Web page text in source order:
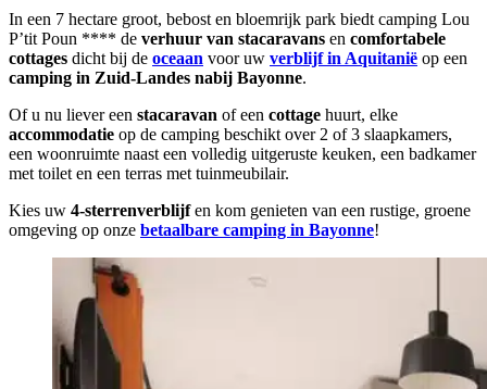
In een 7 hectare groot, bebost en bloemrijk park biedt camping Lou
P’tit Poun **** de verhuur van stacaravans en comfortabele
cottages dicht bij de oceaan voor uw verblijf in Aquitanië op een
camping in Zuid-Landes nabij Bayonne.
Of u nu liever een stacaravan of een cottage huurt, elke
accommodatie op de camping beschikt over 2 of 3 slaapkamers,
een woonruimte naast een volledig uitgeruste keuken, een badkamer
met toilet en een terras met tuinmeubilair.
Kies uw 4-sterrenverblijfen kom genieten van een rustige, groene
omgeving op onze betaalbare camping in Bayonne!